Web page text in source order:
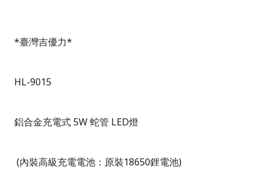
*臺灣吉優力*
HL-9015
鋁合金充電式5W蛇管 LED燈
(內裝高級充電電池：原裝18650鋰電池)